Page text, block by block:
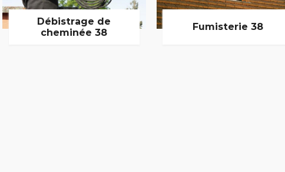
Débistrage de
cheminée 38
Fumisterie 38